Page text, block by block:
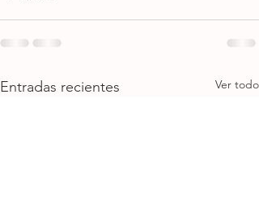
Entradas recientes Ver todo